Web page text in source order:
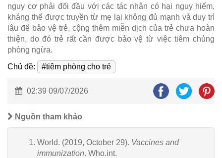
nguy cơ phải đối đầu với các tác nhân có hại nguy hiểm,
kháng thể được truyền từ mẹ lại không đủ mạnh và duy trì
lâu để bảo vệ trẻ, cộng thêm miễn dịch của trẻ chưa hoàn
thiện, do đó trẻ rất cần được bảo vệ từ việc tiêm chủng
phòng ngừa.
Chủ đề:
#tiêm phòng cho trẻ
02:39 09/07/2026
Nguồn tham khảo
World. (2019, October 29). Vaccines and
immunization. Who.int.